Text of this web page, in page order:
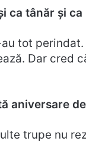
ca tânăr și
tot
Dar cred
aniversare
trupe nu